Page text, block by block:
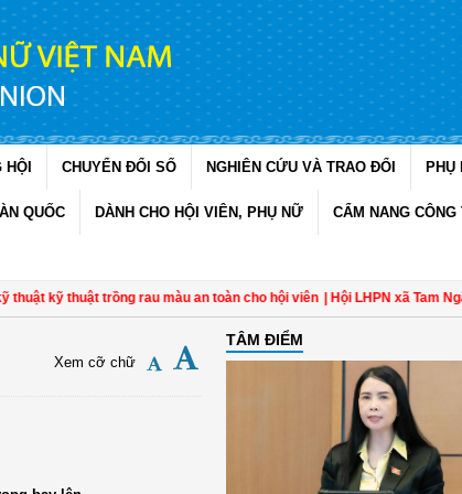
HỘI CHUYỂN ĐỔI SỐ NGHIÊN CỨU VÀ TRAO ĐỔI PHỤ
QUỐC DÀNH CHO HỘI VIÊN, PHỤ NỮ CẨM NANG CÔNG
thuật trồng rau màu an toàn cho hội viên | Hội LHPN xã Tam Ngãi,
Xem cỡ chữ
TÂM ĐIỂM